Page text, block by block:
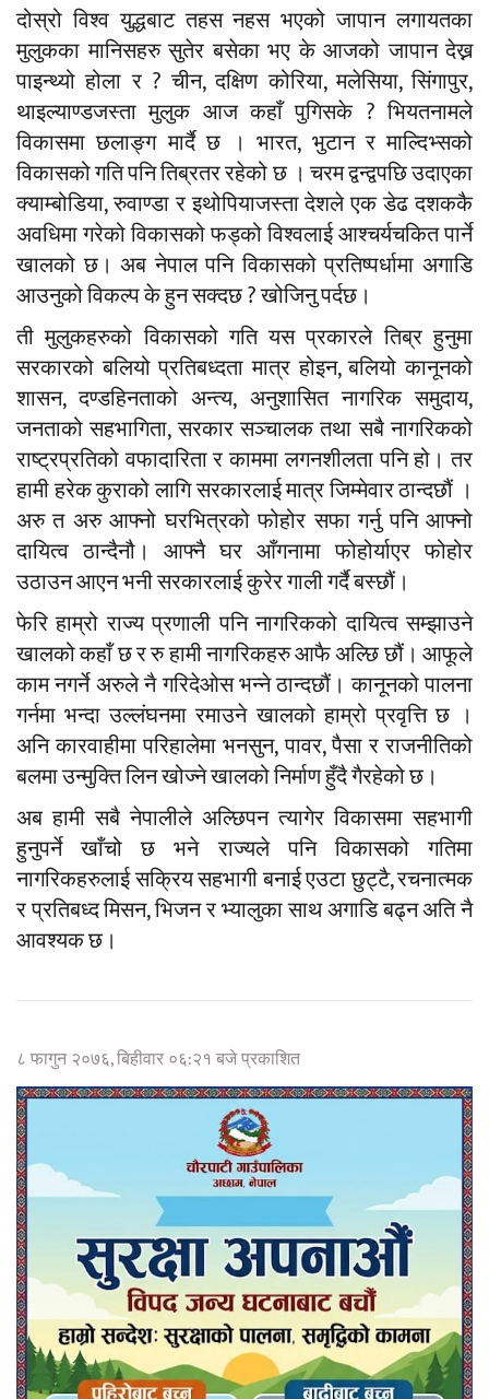
दोस्रो विश्व युद्धबाट तहस नहस भएको जापान लगायतका
मुलुकका मानिसहरु सुतेर बसेका भए के आजको जापान देख्न
पाइन्थ्यो होला र ? चीन, दक्षिण कोरिया, मलेसिया, सिंगापुर,
थाइल्याण्डजस्ता मुलुक आज कहाँ पुगिसके ? भियतनामले
विकासमा छलाङ्ग मार्दै छ । भारत, भुटान र माल्दिभ्सको
विकासको गति पनि तिब्रतर रहेको छ । चरम द्वन्द्वपछि उदाएका
क्याम्बोडिया, रुवाण्डा र इथोपियाजस्ता देशले एक डेढ दशककै
अवधिमा गरेको विकासको फड्को विश्वलाई आश्चर्यचकित पार्ने
खालको छ। अब नेपाल पनि विकासको प्रतिष्पर्धामा अगाडि
आउनुको विकल्प के हुन सक्दछ ? खोजिनु पर्दछ।
ती मुलुकहरुको विकासको गति यस प्रकारले तिब्र हुनुमा
सरकारको बलियो प्रतिबध्दता मात्र होइन, बलियो कानूनको
शासन, दण्डहिनताको अन्त्य, अनुशासित नागरिक समुदाय,
जनताको सहभागिता, सरकार सञ्चालक तथा सबै नागरिकको
राष्ट्रप्रतिको वफादारिता र काममा लगनशीलता पनि हो। तर
हामी हरेक कुराको लागि सरकारलाई मात्र जिम्मेवार ठान्दछौं ।
अरु त अरु आफ्नो घरभित्रको फोहोर सफा गर्नु पनि आफ्नो
दायित्व ठान्दैनौ। आफ्नै घर आँगनामा फोहोर्याएर फोहोर
उठाउन आएन भनी सरकारलाई कुरेर गाली गर्दै बस्छौं।
फेरि हाम्रो राज्य प्रणाली पनि नागरिकको दायित्व सम्झाउने
खालको कहाँ छ र रु हामी नागरिकहरु आफै अल्छि छौं। आफूले
काम नगर्ने अरुले नै गरिदेओस भन्ने ठान्दछौं। कानूनको पालना
गर्नमा भन्दा उल्लंघनमा रमाउने खालको हाम्रो प्रवृत्ति छ ।
अनि कारवाहीमा परिहालेमा भनसुन, पावर, पैसा र राजनीतिको
बलमा उन्मुक्ति लिन खोज्ने खालको निर्माण हुँदै गैरहेको छ।
अब हामी सबै नेपालीले अल्छिपन त्यागेर विकासमा सहभागी
हुनुपर्ने खाँचो छ भने राज्यले पनि विकासको गतिमा
नागरिकहरुलाई सक्रिय सहभागी बनाई एउटा छुट्टै, रचनात्मक
र प्रतिबध्द मिसन, भिजन र भ्यालुका साथ अगाडि बढ्न अति नै
आवश्यक छ।
८ फागुन २०७६, बिहीवार ०६:२१ बजे प्रकाशित